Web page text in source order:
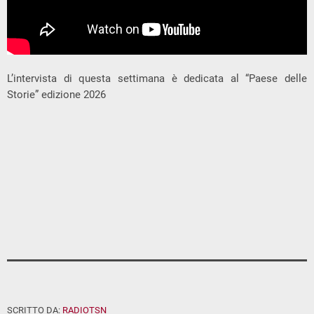
L’intervista di questa settimana è dedicata al “Paese delle
Storie” edizione 2026
SCRITTO DA: RADIOTSN